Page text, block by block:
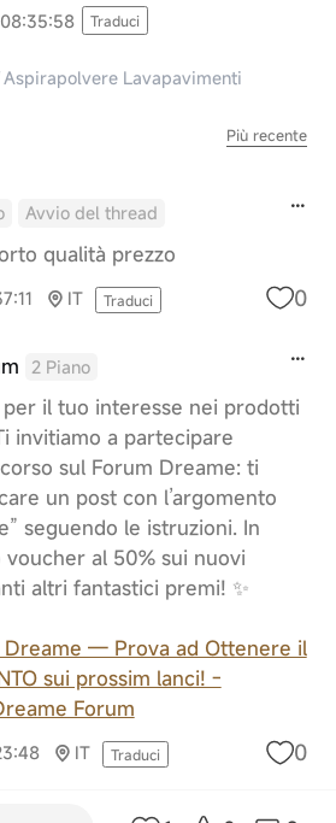
Traduci
Aspirapolvere Lavapavimenti
Più recente
Avvio del thread
qualità prezzo
IT Traduci 0
2 Piano
per il tuo interesse nei prodotti
invitiamo a partecipare
sul Forum Dreame: ti
un post con l’argomento
seguendo le istruzioni. In
voucher al 50% sui nuovi
altri fantastici premi! ✨
Dreame — Prova ad Ottenere il
sui prossim lanci! -
Forum
IT Traduci 0